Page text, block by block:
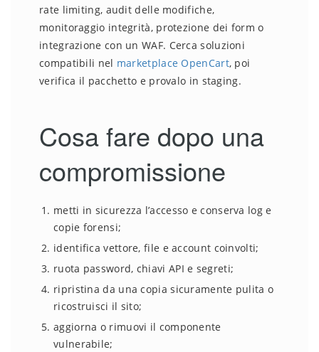
rate limiting, audit delle modifiche,
monitoraggio integrità, protezione dei form o
integrazione con un WAF. Cerca soluzioni
compatibili nel marketplace OpenCart, poi
verifica il pacchetto e provalo in staging.
Cosa fare dopo una
compromissione
metti in sicurezza l’accesso e conserva log e
copie forensi;
identifica vettore, file e account coinvolti;
ruota password, chiavi API e segreti;
ripristina da una copia sicuramente pulita o
ricostruisci il sito;
aggiorna o rimuovi il componente
vulnerabile;